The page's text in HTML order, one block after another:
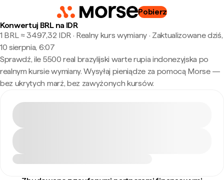
Pobierz
Konwertuj BRL na IDR
1 BRL ≈ 3497,32 IDR · Realny kurs wymiany· Zaktualizowane dziś,
10 sierpnia, 6:07
Sprawdź, ile 5500 real brazylijski warte rupia indonezyjska po
realnym kursie wymiany. Wysyłaj pieniądze za pomocą Morse —
bez ukrytych marż, bez zawyżonych kursów.